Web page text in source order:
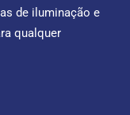
de iluminação e
qualquer